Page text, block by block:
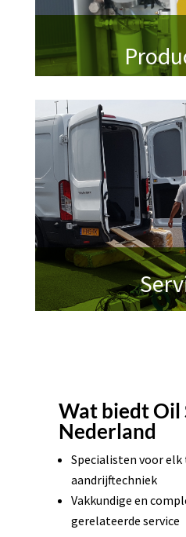
Wat biedt Oil
Nederland
Specialisten voor elk
aandrijftechniek
Vakkundige en
gerelateerde service